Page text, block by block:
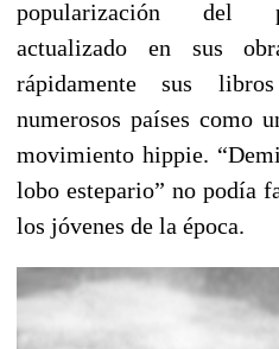
popularización del
actualizado en sus
rápidamente sus
numerosos países como
movimiento hippie.
lobo estepario” no podía
los jóvenes de la época.